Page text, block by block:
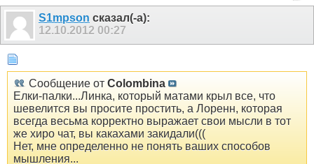
S1mpson сказал(-а):
12.10.2012 00:27
Сообщение от Colombina
Елки-палки...Линка, который матами крыл все, что
шевелится вы просите простить, а Лоренн, которая
всегда весьма корректно выражает свои мысли в тот
же хиро чат, вы какахами закидали(((
Нет, мне определенно не понять ваших способов
мышления...